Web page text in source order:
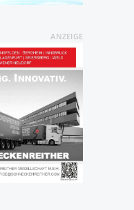
ANZEIGE